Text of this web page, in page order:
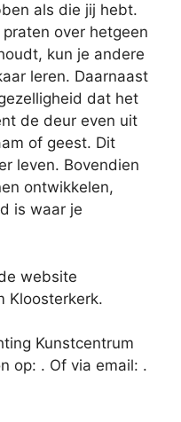
als die jij hebt.
over hetgeen
kun je andere
leren. Daarnaast
dat het
de deur even uit
of geest. Dit
leven. Bovendien
ontwikkelen,
is waar je
website
Kloosterkerk.
Kunstcentrum
op: . Of via email: .